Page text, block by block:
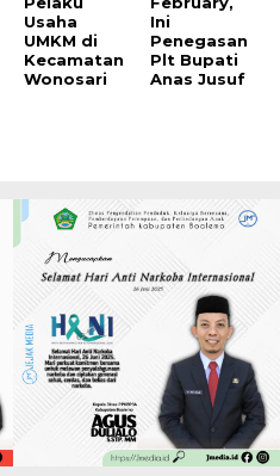
Usaha
UMKM di
Kecamatan
Wonosari
Ini
Penegasan
Plt Bupati
Anas Jusuf